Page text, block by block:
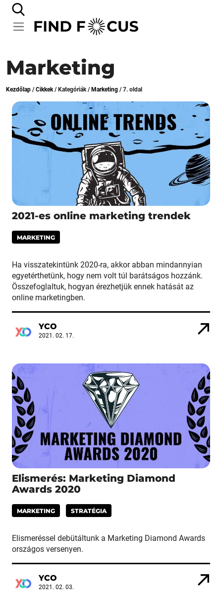
Marketing
Kezdőlap /Cikkek/ Kategóriák/ Marketing /7. oldal
2021-es online marketing trendek
MARKETING
Ha visszatekintünk 2020-ra, akkor abban mindannyian
egyetérthetünk, hogy nem volt túl barátságos hozzánk.
Összefoglaltuk, hogyan érezhetjük ennek hatását az
online marketingben.
YCO
2021. 02. 17.
Elismerés: Marketing Diamond
Awards 2020
MARKETING STRATÉGIA
Elismeréssel debütáltunk a Marketing Diamond Awards
országos versenyen.
YCO
2021. 02. 03.